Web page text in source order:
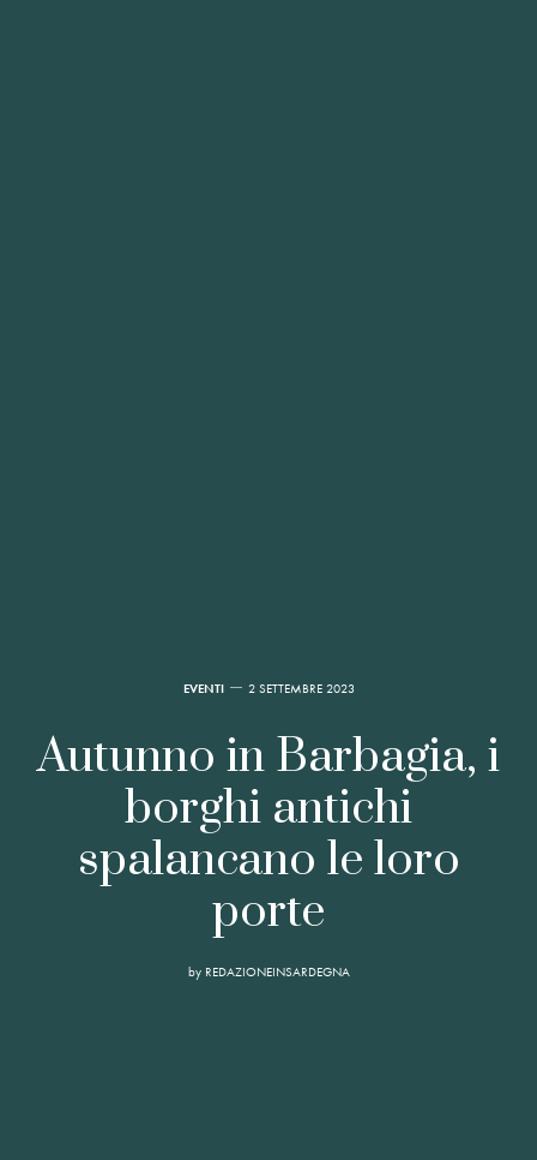
EVENTI 2 SETTEMBRE 2023
Autunno in Barbagia, i
borghi antichi
spalancano le loro
porte
by REDAZIONEINSARDEGNA